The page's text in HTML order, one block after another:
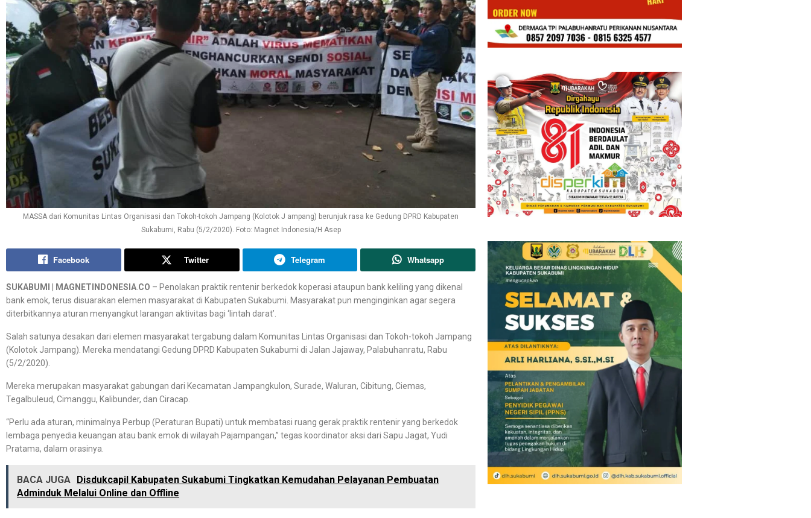
MASSA dari Komunitas Lintas Organisasi dan Tokoh-tokoh Jampang (Kolotok J ampang) berunjuk rasa ke Gedung DPRD Kabupaten
Sukabumi, Rabu (5/2/2020). Foto: Magnet Indonesia/H Asep
Facebook Twitter Telegram Whatsapp
SUKABUMI MAGNETINDONESIA CO – Penolakan praktik rentenir berkedok koperasi ataupun bank keliling yang dikenal
bank emok, terus disuarakan elemen masyarakat di Kabupaten Sukabumi. Masyarakat pun menginginkan agar segera
diterbitkannya aturan menyangkut larangan aktivitas bagi ‘lintah darat’.
Salah satunya desakan dari elemen masyarakat tergabung dalam Komunitas Lintas Organisasi dan Tokoh-tokoh Jampang
(Kolotok Jampang). Mereka mendatangi Gedung DPRD Kabupaten Sukabumi di Jalan Jajaway, Palabuhanratu, Rabu
(5/2/2020).
Mereka merupakan masyarakat gabungan dari Kecamatan Jampangkulon, Surade, Waluran, Cibitung, Ciemas,
Tegalbuleud, Cimanggu, Kalibunder, dan Ciracap.
“Perlu ada aturan, minimalnya Perbup (Peraturan Bupati) untuk membatasi ruang gerak praktik rentenir yang berkedok
lembaga penyedia keuangan atau bank emok di wilayah Pajampangan,” tegas koordinator aksi dari Sapu Jagat, Yudi
Pratama, dalam orasinya.
BACA JUGA
Disdukcapil Kabupaten Sukabumi Tingkatkan Kemudahan Pelayanan Pembuatan
Adminduk Melalui Online dan Offline